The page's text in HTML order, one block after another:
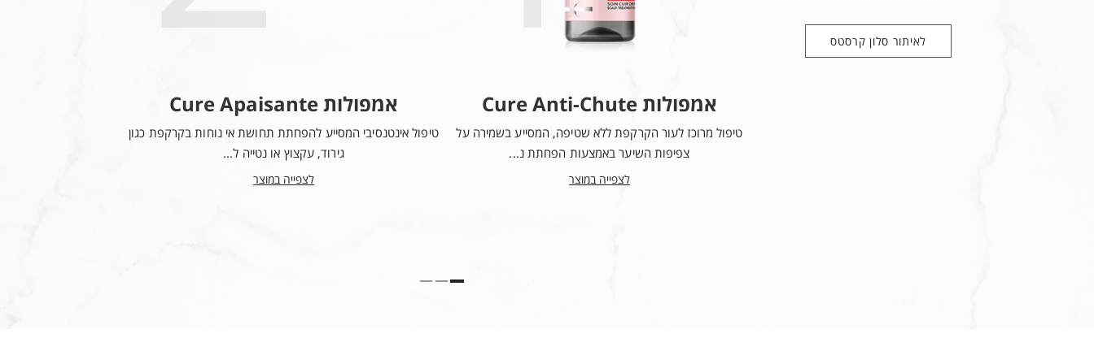
ספיגה ממוקדת של החומרים הפעילים.
לאיתור סלון קרסטס
אמפולות Cure Anti-Chute
טיפול מרוכז לעור הקרקפת ללא שטיפה, המסייע בשמירה על
צפיפות השיער באמצעות הפחתת נ...
לצפייה במוצר
אמפולות Cure Apaisante
טיפול אינטנסיבי המסייע להפחתת תחושת אי נוחות בקרקפת כגון
גירוד, עקצוץ או נטייה ל...
לצפייה במוצר